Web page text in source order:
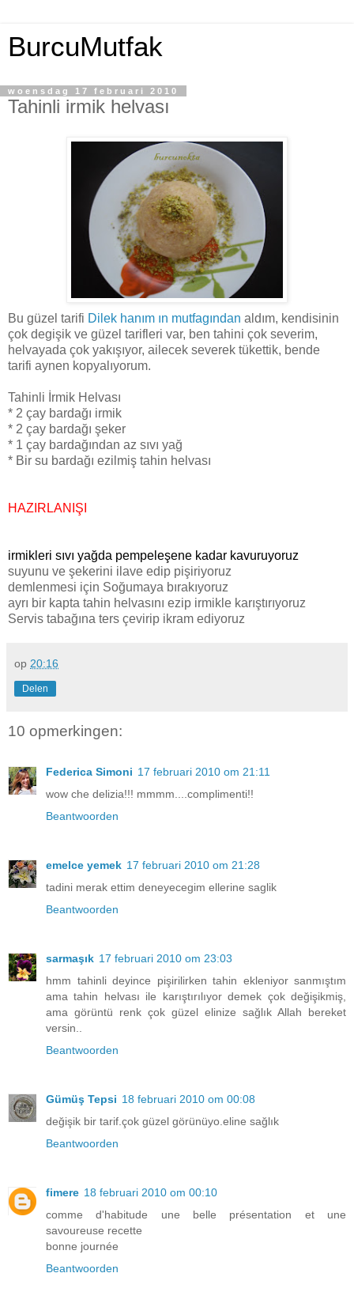
BurcuMutfak
woensdag 17 februari 2010
Tahinli irmik helvası
Bu güzel tarifi Dilek hanım ın mutfagından aldım, kendisinin
çok degişik ve güzel tarifleri var, ben tahini çok severim,
helvayada çok yakışıyor, ailecek severek tükettik, bende
tarifi aynen kopyalıyorum.
Tahinli İrmik Helvası
* 2 çay bardağı irmik
* 2 çay bardağı şeker
* 1 çay bardağından az sıvı yağ
* Bir su bardağı ezilmiş tahin helvası
HAZIRLANIŞI
irmikleri sıvı yağda pempeleşene kadar kavuruyoruz
suyunu ve şekerini ilave edip pişiriyoruz
demlenmesi için Soğumaya bırakıyoruz
ayrı bir kapta tahin helvasını ezip irmikle karıştırıyoruz
Servis tabağına ters çevirip ikram ediyoruz
op 20:16
Delen
10 opmerkingen:
Federica Simoni 17 februari 2010 om 21:11
wow che delizia!!! mmmm....complimenti!!
Beantwoorden
emelce yemek 17 februari 2010 om 21:28
tadini merak ettim deneyecegim ellerine saglik
Beantwoorden
sarmaşık 17 februari 2010 om 23:03
hmm tahinli deyince pişirilirken tahin ekleniyor sanmıştım
ama tahin helvası ile karıştırılıyor demek çok değişikmiş,
ama görüntü renk çok güzel elinize sağlık Allah bereket
versin..
Beantwoorden
Gümüş Tepsi 18 februari 2010 om 00:08
değişik bir tarif.çok güzel görünüyo.eline sağlık
Beantwoorden
fimere 18 februari 2010 om 00:10
comme d'habitude une belle présentation et une
savoureuse recette
bonne journée
Beantwoorden